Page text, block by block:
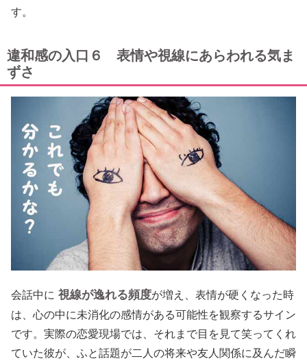
す。
違和感の入口６ 表情や視線にあらわれる気ま
ずさ
会話中に 視線が逸れる頻度が増え、表情が硬くなった時
は、心の中に未消化の感情がある可能性を観察するサイン
です。実際の恋愛現場では、それまで目を見て笑ってくれ
ていた彼が、ふと話題が二人の将来や友人関係に及んだ瞬